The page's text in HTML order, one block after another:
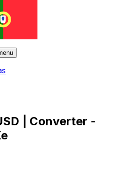
| Converter -